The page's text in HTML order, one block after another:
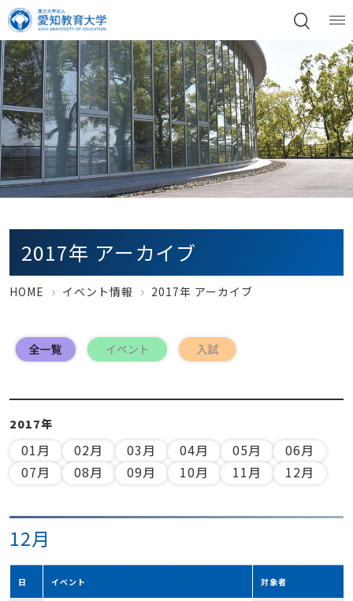
2017年 アーカイブ
HOME イベント情報 2017年 アーカイブ
2017年
01月 02月 03月 04月 05月
06月
07月
08月 09月 10月 11月 12月
12月
日 イベント 対象者